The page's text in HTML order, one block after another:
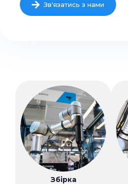
Зв'язатись з нами
Збірка